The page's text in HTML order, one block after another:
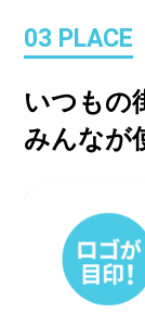
03 PLACE
いつもの
みんなが